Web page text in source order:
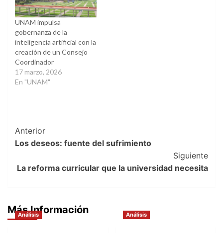
UNAM impulsa
gobernanza de la
inteligencia artificial con la
creación de un Consejo
Coordinador
17 marzo, 2026
En "UNAM"
Post
Navigation
Anterior
Los deseos: fuente del sufrimiento
Siguiente
La reforma curricular que la universidad necesita
Más Información
Análisis Análisis